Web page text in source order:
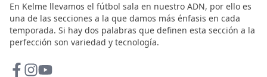
En Kelme llevamos el fútbol sala en nuestro ADN, por ello es
una de las secciones a la que damos más énfasis en cada
temporada. Si hay dos palabras que definen esta sección a la
perfección son variedad y tecnología.